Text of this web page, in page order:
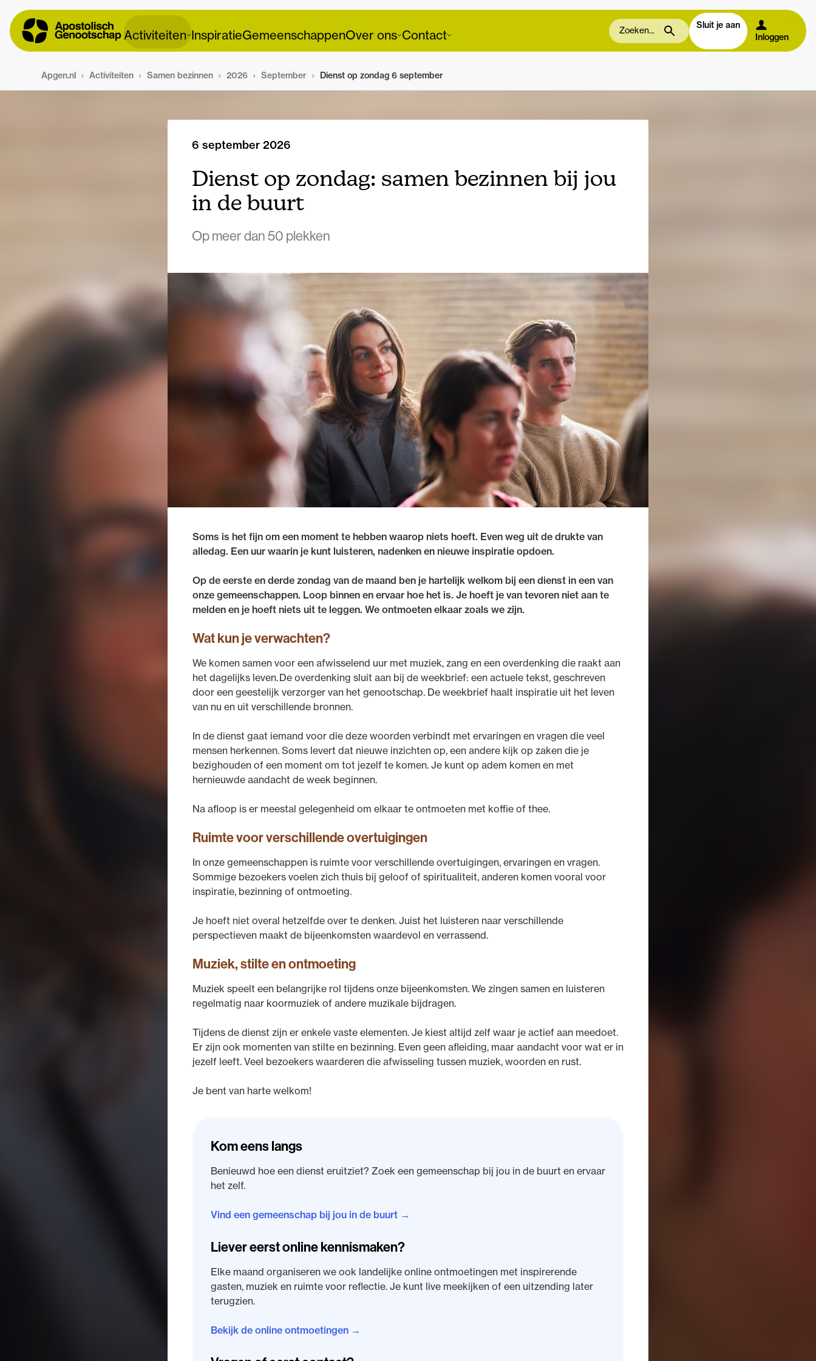
Activiteiten InspiratieGemeenschappenOver ons Contact
Sluit je aan
Inloggen
Apgen.nl Activiteiten Samen bezinnen 2026 September Dienst op zondag 6 september
6 september 2026
Dienst op zondag: samen bezinnen bij jou
in de buurt
Op meer dan 50 plekken
Soms is het fijn om een moment te hebben waarop niets hoeft. Even weg uit de drukte van
alledag. Een uur waarin je kunt luisteren, nadenken en nieuwe inspiratie opdoen.
Op de eerste en derde zondag van de maand ben je hartelijk welkom bij een dienst in een van
onze gemeenschappen. Loop binnen en ervaar hoe het is. Je hoeft je van tevoren niet aan te
melden en je hoeft niets uit te leggen. We ontmoeten elkaar zoals we zijn.
Wat kun je verwachten?
We komen samen voor een afwisselend uur met muziek, zang en een overdenking die raakt aan
het dagelijks leven. De overdenking sluit aan bij de weekbrief: een actuele tekst, geschreven
door een geestelijk verzorger van het genootschap. De weekbrief haalt inspiratie uit het leven
van nu en uit verschillende bronnen.
In de dienst gaat iemand voor die deze woorden verbindt met ervaringen en vragen die veel
mensen herkennen. Soms levert dat nieuwe inzichten op, een andere kijk op zaken die je
bezighouden of een moment om tot jezelf te komen. Je kunt op adem komen en met
hernieuwde aandacht de week beginnen.
Na afloop is er meestal gelegenheid om elkaar te ontmoeten met koffie of thee.
Ruimte voor verschillende overtuigingen
In onze gemeenschappen is ruimte voor verschillende overtuigingen, ervaringen en vragen.
Sommige bezoekers voelen zich thuis bij geloof of spiritualiteit, anderen komen vooral voor
inspiratie, bezinning of ontmoeting.
Je hoeft niet overal hetzelfde over te denken. Juist het luisteren naar verschillende
perspectieven maakt de bijeenkomsten waardevol en verrassend.
Muziek, stilte en ontmoeting
Muziek speelt een belangrijke rol tijdens onze bijeenkomsten. We zingen samen en luisteren
regelmatig naar koormuziek of andere muzikale bijdragen.
Tijdens de dienst zijn er enkele vaste elementen. Je kiest altijd zelf waar je actief aan meedoet.
Er zijn ook momenten van stilte en bezinning. Even geen afleiding, maar aandacht voor wat er in
jezelf leeft. Veel bezoekers waarderen die afwisseling tussen muziek, woorden en rust.
Je bent van harte welkom!
Kom eens langs
Benieuwd hoe een dienst eruitziet? Zoek een gemeenschap bij jou in de buurt en ervaar
het zelf.
Vind een gemeenschap bij jou in de buurt →
Liever eerst online kennismaken?
Elke maand organiseren we ook landelijke online ontmoetingen met inspirerende
gasten, muziek en ruimte voor reflectie. Je kunt live meekijken of een uitzending later
terugzien.
Bekijk de online ontmoetingen →